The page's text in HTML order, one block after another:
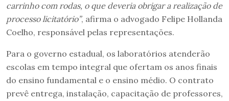
carrinho com rodas, o que deveria obrigar a realização de
processo licitatório”, afirma o advogado Felipe Hollanda
Coelho, responsável pelas representações.
Para o governo estadual, os laboratórios atenderão
escolas em tempo integral que ofertam os anos finais
do ensino fundamental e o ensino médio. O contrato
prevê entrega, instalação, capacitação de professores,